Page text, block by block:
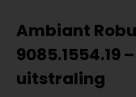
Ambiant
9085.1554.19
uitstraling